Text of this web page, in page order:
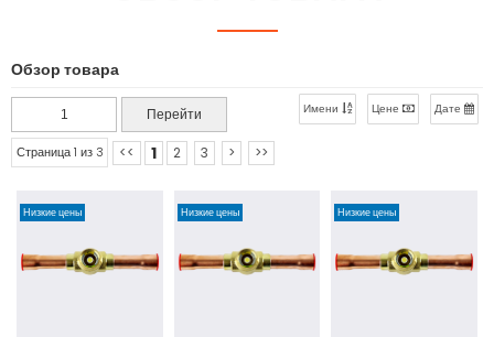
Обзор товара
Имени Цене Дате
Страница 1 из 3 << 1 2 3 > >>
Низкие цены Низкие цены Низкие цены